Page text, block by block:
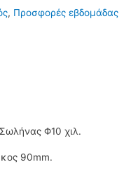
, Προσφορές εβδομάδας
Φ10 χιλ.
90mm.